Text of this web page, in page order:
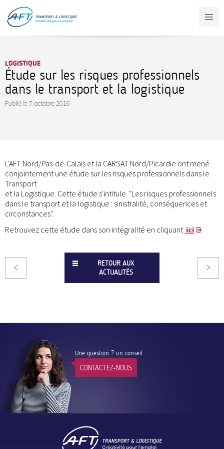
contenu
principal
LOGISTIQUE
Étude sur les risques professionnels
dans le transport et la logistique
Publié le7 octobre 2016
L'AFT Nord/Pas-de-Calais et la CARSAT Nord/Picardie ont mené
conjointement une étude sur les risques professionnels dans le
Transport
et la Logistique. Cette étude s'intitule "Les risques professionnels
dans le transport et la logistique : sinistralité, conséquences et
circonstances".
Retrouvez cette étude dans son intégralité en cliquant ici
RETOUR AUX
ACTUALITÉS
Une question ? un conseil :
CONTACTEZ-NOUS